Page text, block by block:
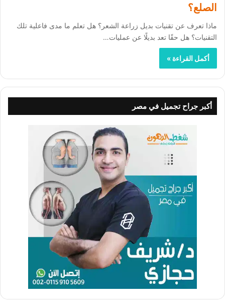
الصلع؟
ماذا تعرف عن تقنيات بديل زراعة الشعر؟ هل تعلم ما مدى فاعلية تلك
التقنيات؟ هل حقًا تعد بديلًا عن عمليات…
أكمل القراءة »
أكبر جراح تجميل في مصر